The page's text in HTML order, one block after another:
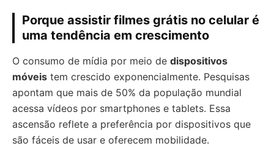
Porque assistir filmes grátis no celular é
uma tendência em crescimento
O consumo de mídia por meio de dispositivos
móveis tem crescido exponencialmente. Pesquisas
apontam que mais de 50% da população mundial
acessa vídeos por smartphones e tablets. Essa
ascensão reflete a preferência por dispositivos que
são fáceis de usar e oferecem mobilidade.